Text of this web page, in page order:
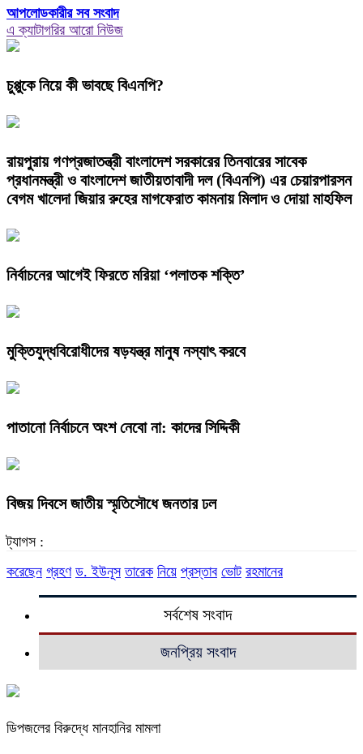
আপলোডকারীর সব সংবাদ
এ ক্যাটাগরির আরো নিউজ
চুপ্পুকে নিয়ে কী ভাবছে বিএনপি?
রায়পুরায় গণপ্রজাতন্ত্রী বাংলাদেশ সরকারের তিনবারের সাবেক
প্রধানমন্ত্রী ও বাংলাদেশ জাতীয়তাবাদী দল (বিএনপি) এর চেয়ারপারসন
বেগম খালেদা জিয়ার রুহের মাগফেরাত কামনায় মিলাদ ও দোয়া মাহফিল
নির্বাচনের আগেই ফিরতে মরিয়া ‘পলাতক শক্তি’
মুক্তিযুদ্ধবিরোধীদের ষড়যন্ত্র মানুষ নস্যাৎ করবে
পাতানো নির্বাচনে অংশ নেবো না: কাদের সিদ্দিকী
বিজয় দিবসে জাতীয় স্মৃতিসৌধে জনতার ঢল
ট্যাগস :
করেছেন গ্রহণ ড. ইউনূস তারেক নিয়ে প্রস্তাব ভোট রহমানের
সর্বশেষ সংবাদ
জনপ্রিয় সংবাদ
ডিপজলের বিরুদ্ধে মানহানির মামলা